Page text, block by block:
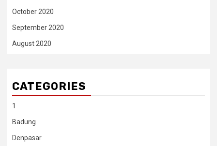
October 2020
September 2020
August 2020
CATEGORIES
1
Badung
Denpasar